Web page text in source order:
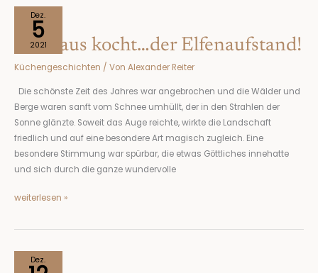
Dez.
5
2021
Nikolaus kocht…der Elfenaufstand!
Küchengeschichten / Von Alexander Reiter
Die schönste Zeit des Jahres war angebrochen und die Wälder und
Berge waren sanft vom Schnee umhüllt, der in den Strahlen der
Sonne glänzte. Soweit das Auge reichte, wirkte die Landschaft
friedlich und auf eine besondere Art magisch zugleich. Eine
besondere Stimmung war spürbar, die etwas Göttliches innehatte
und sich durch die ganze wundervolle
Nikolaus
kocht…
weiterlesen »
Dez.
Weihnachtsmann